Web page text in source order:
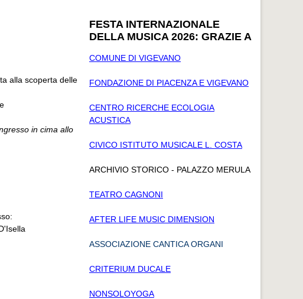
alla scoperta delle
in cima allo
FESTA INTERNAZIONALE
DELLA MUSICA 2026: GRAZIE A
COMUNE DI VIGEVANO
FONDAZIONE DI PIACENZA E VIGEVANO
CENTRO RICERCHE ECOLOGIA
ACUSTICA
CIVICO ISTITUTO MUSICALE L. COSTA
ARCHIVIO STORICO - PALAZZO MERULA
TEATRO CAGNONI
AFTER LIFE MUSIC DIMENSION
ASSOCIAZIONE CANTICA ORGANI
CRITERIUM DUCALE
NONSOLOYOGA